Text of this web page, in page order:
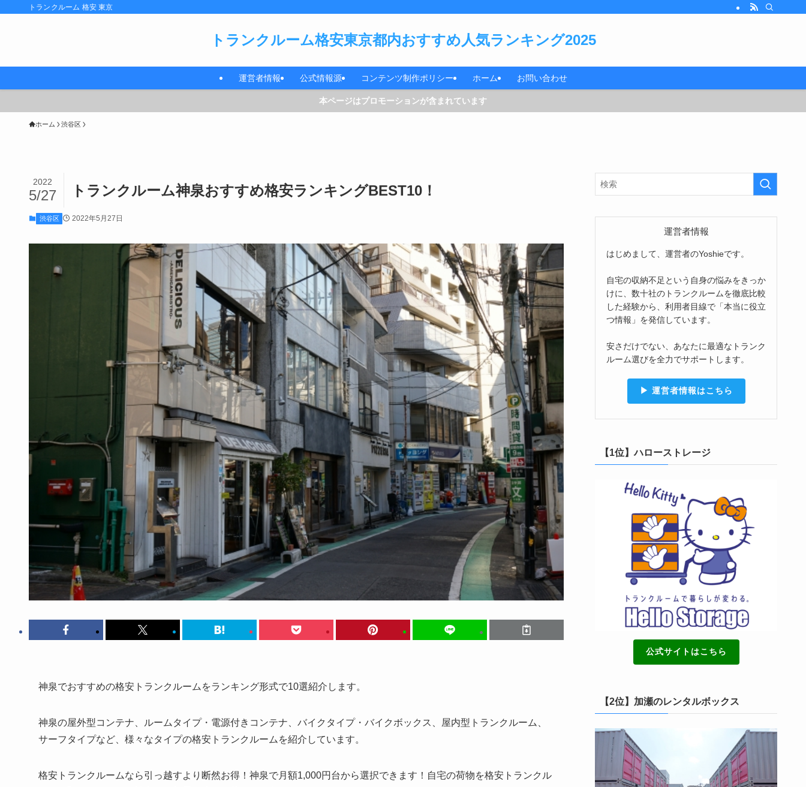
トランクルーム 格安 東京
トランクルーム格安東京都内おすすめ人気ランキング2025
運営者情報 公式情報源 コンテンツ制作ポリシー ホーム お問い合わせ
本ページはプロモーションが含まれています
ホーム 渋谷区
トランクルーム神泉おすすめ格安ランキングBEST10！
2022
5/27
渋谷区 2022年5月27日
神泉でおすすめの格安トランクルームをランキング形式で10選紹介します。
神泉の屋外型コンテナ、ルームタイプ・電源付きコンテナ、バイクタイプ・バイクボックス、屋内型トランクルーム、
サーフタイプなど、様々なタイプの格安トランクルームを紹介しています。
格安トランクルームなら引っ越すより断然お得！神泉で月額1,000円台から選択できます！自宅の荷物を格安トランクル
運営者情報
はじめまして、運営者のYoshieです。
自宅の収納不足という自身の悩みをきっか
けに、数十社のトランクルームを徹底比較
した経験から、利用者目線で「本当に役立
つ情報」を発信しています。
安さだけでない、あなたに最適なトランク
ルーム選びを全力でサポートします。
▶︎ 運営者情報はこちら
【1位】ハローストレージ
公式サイトはこちら
【2位】加瀬のレンタルボックス